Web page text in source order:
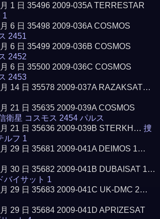
1 日 35496 2009-035A TERRESTAR
1
6 日 35498 2009-036A COSMOS
2451
6 日 35499 2009-036B COSMOS
2452
6 日 35500 2009-036C COSMOS
2453
14 日 35578 2009-037A RAZAKSAT…
21 日 35635 2009-039A COSMOS
衛星 コスモス 2454 パルス
21 日 35636 2009-039B STERKH…捜
ルフ 1
29 日 35681 2009-041A DEIMOS 1…
30 日 35682 2009-041B DUBAISAT 1…
バイサット 1
29 日 35683 2009-041C UK-DMC 2…
29 日 35684 2009-041D APRIZESAT